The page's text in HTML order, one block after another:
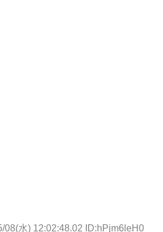
08(水) 12:02:48.02 ID:hPjm6leH0